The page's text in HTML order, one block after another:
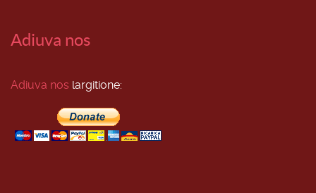
Adiuva nos
Adiuva nos largitione: